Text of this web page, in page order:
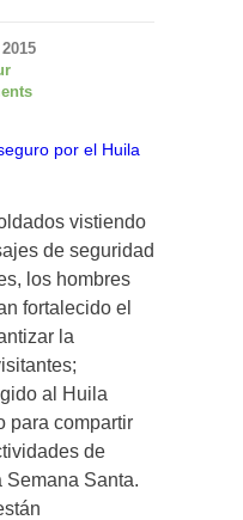
vistiendo
de seguridad
los hombres
fortalecido el
la
al Huila
para compartir
de
Semana Santa.